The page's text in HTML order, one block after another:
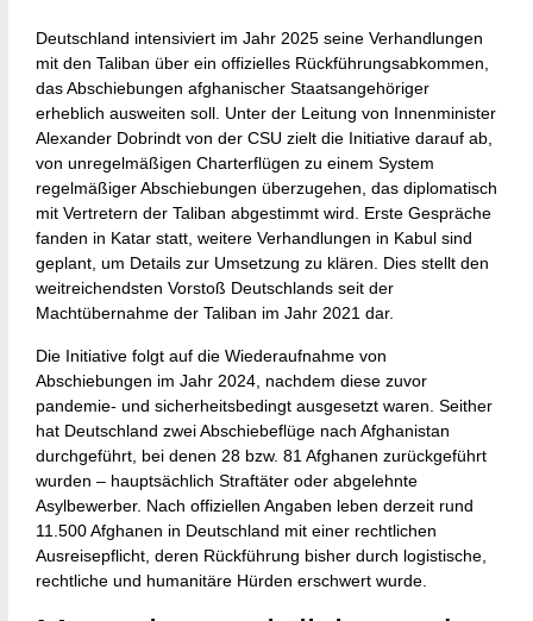
Deutschland intensiviert im Jahr 2025 seine Verhandlungen
mit den Taliban über ein offizielles Rückführungsabkommen,
das Abschiebungen afghanischer Staatsangehöriger
erheblich ausweiten soll. Unter der Leitung von Innenminister
Alexander Dobrindt von der CSU zielt die Initiative darauf ab,
von unregelmäßigen Charterflügen zu einem System
regelmäßiger Abschiebungen überzugehen, das diplomatisch
mit Vertretern der Taliban abgestimmt wird. Erste Gespräche
fanden in Katar statt, weitere Verhandlungen in Kabul sind
geplant, um Details zur Umsetzung zu klären. Dies stellt den
weitreichendsten Vorstoß Deutschlands seit der
Machtübernahme der Taliban im Jahr 2021 dar.
Die Initiative folgt auf die Wiederaufnahme von
Abschiebungen im Jahr 2024, nachdem diese zuvor
pandemie- und sicherheitsbedingt ausgesetzt waren. Seither
hat Deutschland zwei Abschiebeflüge nach Afghanistan
durchgeführt, bei denen 28 bzw. 81 Afghanen zurückgeführt
wurden – hauptsächlich Straftäter oder abgelehnte
Asylbewerber. Nach offiziellen Angaben leben derzeit rund
11.500 Afghanen in Deutschland mit einer rechtlichen
Ausreisepflicht, deren Rückführung bisher durch logistische,
rechtliche und humanitäre Hürden erschwert wurde.